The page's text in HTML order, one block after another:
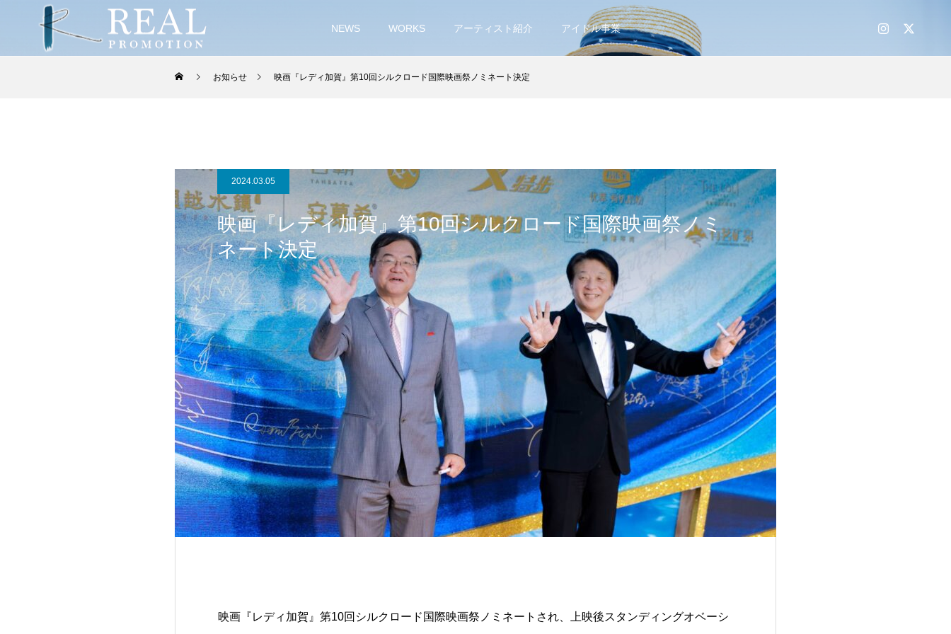
NEWS WORKS アーティスト紹介 アイドル事業
お知らせ 映画『レディ加賀』第10回シルクロード国際映画祭ノミネート決定
2024.03.05
映画『レディ加賀』第10回シルクロード国際映画祭ノミ
ネート決定
映画『レディ加賀』第10回シルクロード国際映画祭ノミネートされ、上映後スタンディングオベーシ